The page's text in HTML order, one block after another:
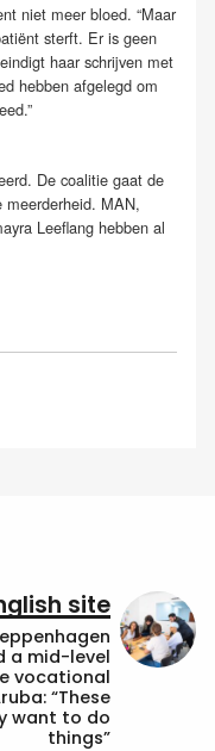
niet meer bloed. “Maar
sterft. Er is geen
haar schrijven met
hebben afgelegd om
De coalitie gaat de
meerderheid. MAN,
Leeflang hebben al
site
a mid-level
vocational
“These
want to do
things”